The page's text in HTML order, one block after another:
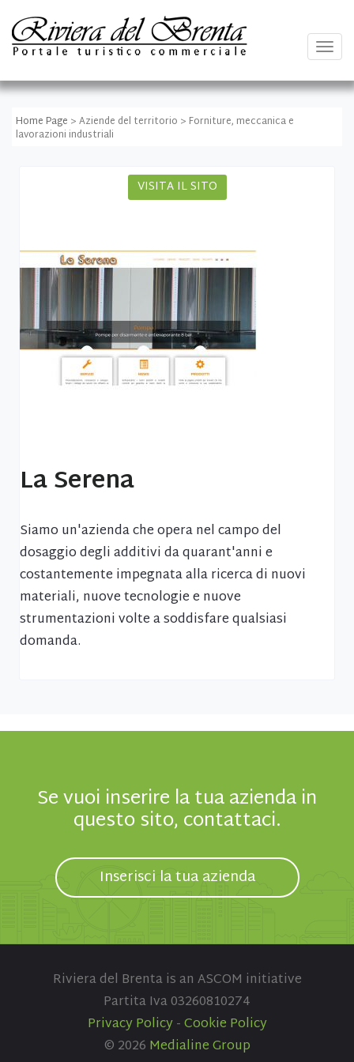
Home Page > Aziende del territorio > Forniture, meccanica e
lavorazioni industriali
VISITA IL SITO
La Serena
Siamo un'azienda che opera nel campo del
dosaggio degli additivi da quarant'anni e
costantemente impegnata alla ricerca di nuovi
materiali, nuove tecnologie e nuove
strumentazioni volte a soddisfare qualsiasi
domanda.
Se vuoi inserire la tua azienda in
questo sito, contattaci.
Inserisci la tua azienda
Riviera del Brenta is an ASCOM initiative
Partita Iva 03260810274
Privacy Policy-Cookie Policy
© 2026 Medialine Group